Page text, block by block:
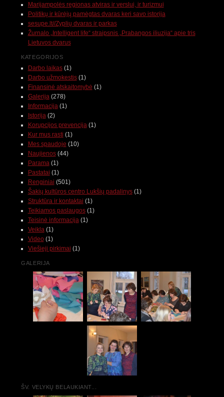
Marijampolės regionas atviras ir verslui, ir turizmui
Politikų ir kūrėjų pamėgtas dvaras keri savo istorija
sesupe.lt//Zyplių dvaras ir parkas
Žurnalo „Intelligent life“ straipsnis „Prabangos iliuzija“ apie tris
Lietuvos dvarus
KATEGORIJOS
Darbo laikas(1)
Darbo užmokestis(1)
Finansinė atskaitomybė (1)
Galerija (278)
Informacija (1)
Istorija (2)
Korupcijos prevencija (1)
Kur mus rasti (1)
Mes spaudoje (10)
Naujienos(44)
Parama (1)
Pastatai (1)
Renginiai (501)
Šakių kultūros centro Lukšių padalinys(1)
Struktūra ir kontaktai (1)
Teikiamos paslaugos(1)
Teisinė informacija (1)
Veikla (1)
Video (1)
Viešieji pirkimai (1)
GALERIJA
ŠV. VELYKŲ BELAUKIANT...